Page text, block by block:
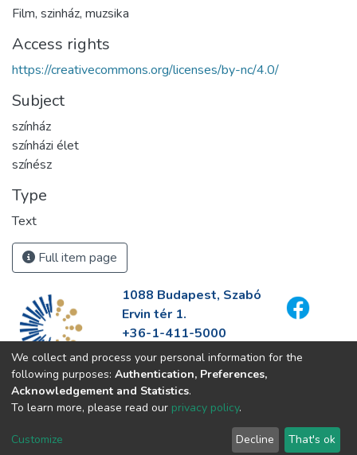
Film, szinház, muzsika
Access rights
https://creativecommons.org/licenses/by-nc/4.0/
Subject
színház
színházi élet
színész
Type
Text
Full item page
1088 Budapest, Szabó
Ervin tér 1.
+36-1-411-5000
info@fszek.hu
https://fszek.hu
We collect and process your personal information for the
following purposes: Authentication, Preferences,
Acknowledgement and Statistics.
To learn more, please read our privacy policy.
Customize Decline That's ok